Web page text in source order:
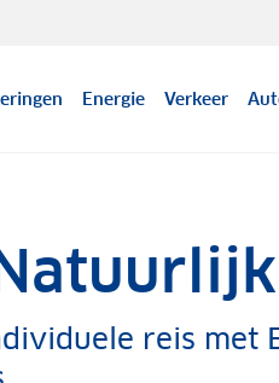
Energie Verkeer
reis met